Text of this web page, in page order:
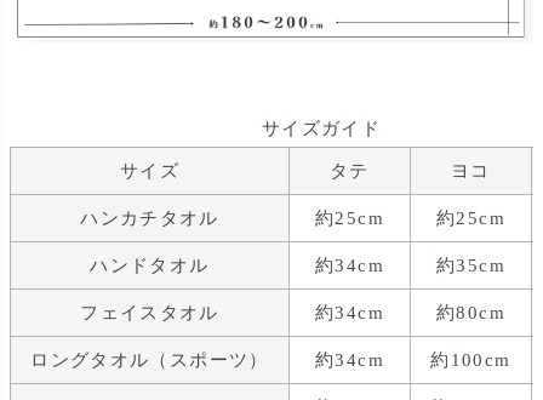
サイズガイド
サイズ タテ ヨコ
ハンカチタオル 約25cm 約25cm
ハンドタオル 約34cm 約35cm
フェイスタオル 約34cm 約80cm
ロングタオル（スポーツ） 約34cm 約100cm